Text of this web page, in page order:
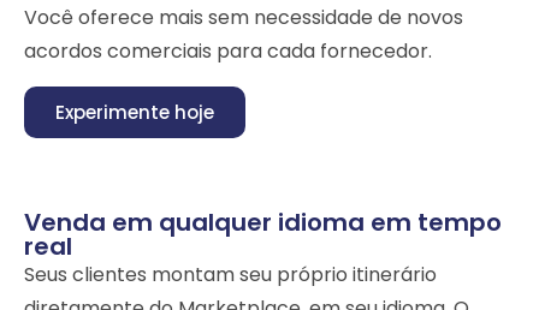
Você oferece mais sem necessidade de novos
acordos comerciais para cada fornecedor.
Experimente hoje
Venda em qualquer idioma em tempo
real
Seus clientes montam seu próprio itinerário